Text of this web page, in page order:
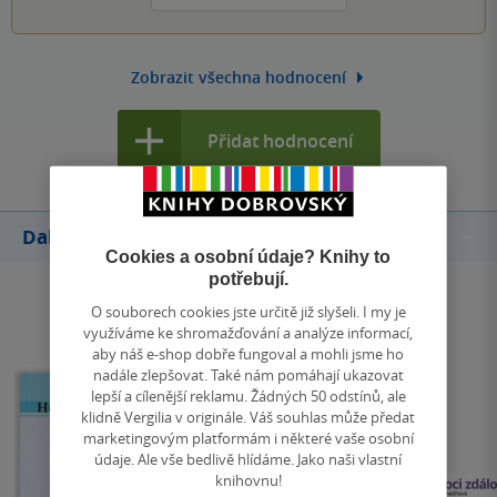
Zobrazit všechna hodnocení
Přidat hodnocení
Další knihy autora
Cookies a osobní údaje? Knihy to
potřebují.
O souborech cookies jste určitě již slyšeli. I my je
využíváme ke shromažďování a analýze informací,
aby náš e-shop dobře fungoval a mohli jsme ho
nadále zlepšovat. Také nám pomáhají ukazovat
lepší a cílenější reklamu. Žádných 50 odstínů, ale
klidně Vergilia v originále. Váš souhlas může předat
marketingovým platformám i některé vaše osobní
údaje. Ale vše bedlivě hlídáme. Jako naši vlastní
knihovnu!